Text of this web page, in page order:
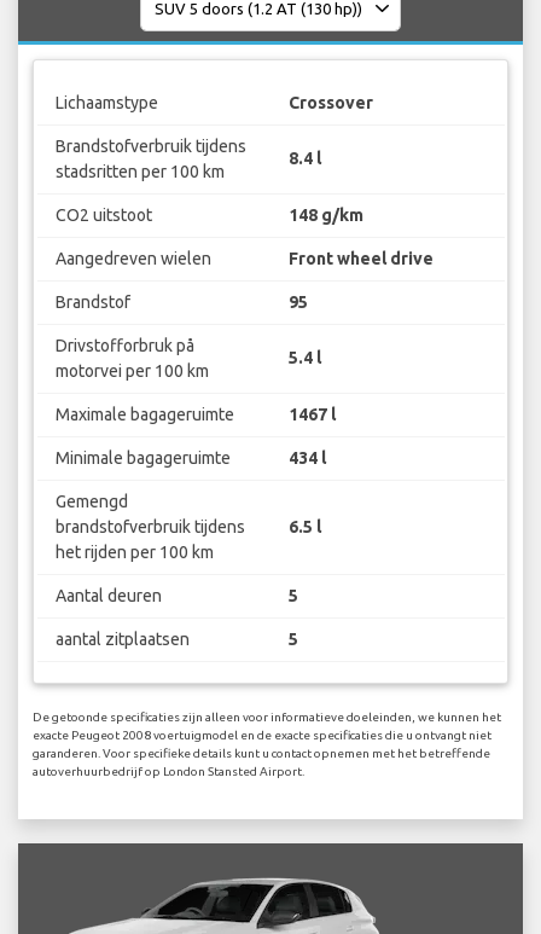
Lichaamstype Crossover
Brandstofverbruik tijdens
stadsritten per 100 km
8.4 l
CO2 uitstoot 148 g/km
Aangedreven wielen Front wheel drive
Brandstof 95
Drivstofforbruk på
motorvei per 100 km
5.4 l
Maximale bagageruimte 1467 l
Minimale bagageruimte 434 l
Gemengd
brandstofverbruik tijdens
het rijden per 100 km
6.5 l
Aantal deuren 5
aantal zitplaatsen 5
De getoonde specificaties zijn alleen voor informatieve doeleinden, we kunnen het
exacte Peugeot 2008 voertuigmodel en de exacte specificaties die u ontvangt niet
garanderen. Voor specifieke details kunt u contact opnemen met het betreffende
autoverhuurbedrijf op London Stansted Airport.